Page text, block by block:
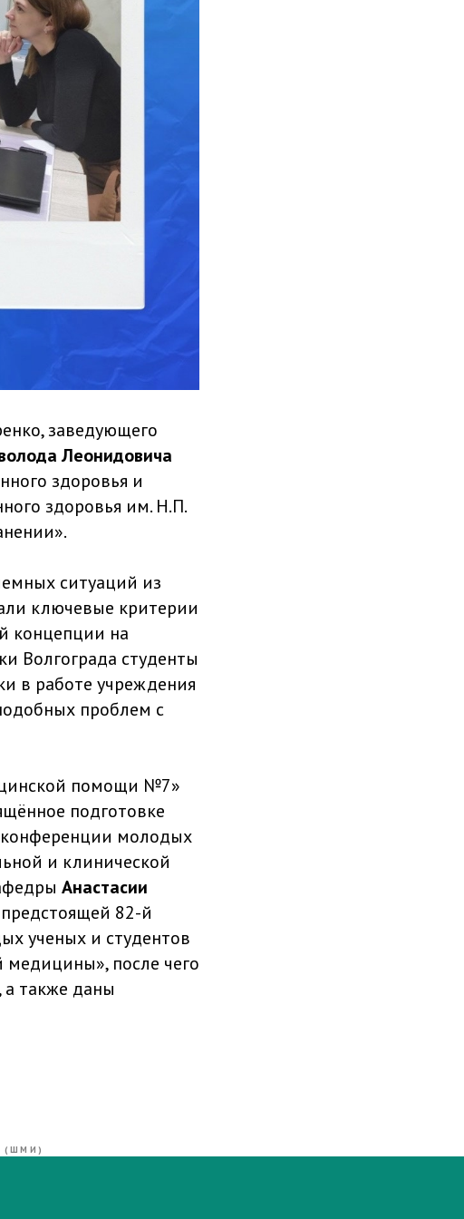
заведующего
Леонидовича
здоровья и
здоровья им. Н.П.
ситуаций из
ключевые критерии
концепции на
Волгограда студенты
в работе учреждения
проблем с
помощи №7»
подготовке
молодых
и клинической
Анастасии
82-й
ученых и студентов
после чего
также даны
(ШМИ)